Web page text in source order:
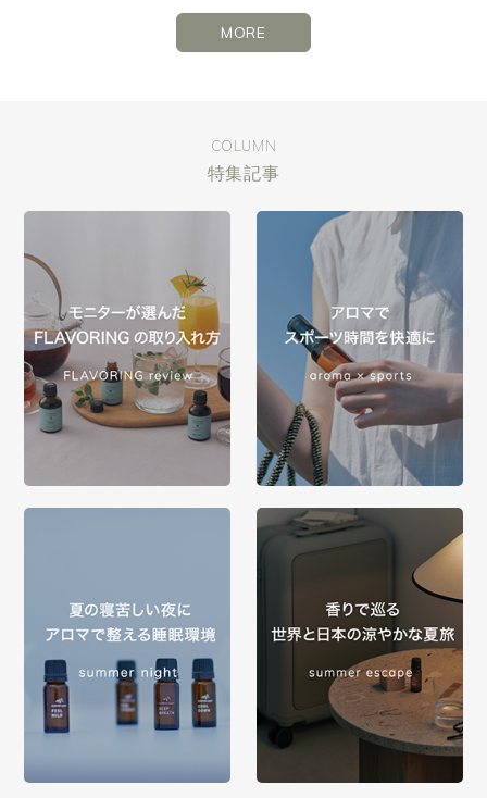
MORE
COLUMN
特集記事